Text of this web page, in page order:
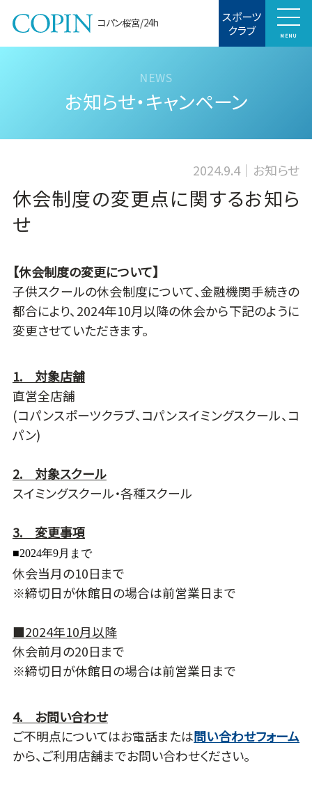
コパン桜宮/24h スポーツ
クラブ MENU
お知らせ・キャンペーン
休会制度の変更点に関するお知ら
せ
2024.9.4 お知らせ
【休会制度の変更について】
子供スクールの休会制度について、金融機関手続きの
都合により、2024年10月以降の休会から下記のように
変更させていただきます。
1. 対象店舗
直営全店舗
(コパンスポーツクラブ、コパンスイミングスクール、コ
パン)
2. 対象スクール
スイミングスクール・各種スクール
3. 変更事項
■2024年9月まで
休会当月の10日まで
※締切日が休館日の場合は前営業日まで
■2024年10月以降
休会前月の20日まで
※締切日が休館日の場合は前営業日まで
4. お問い合わせ
ご不明点についてはお電話または問い合わせフォーム
から、ご利用店舗までお問い合わせください。